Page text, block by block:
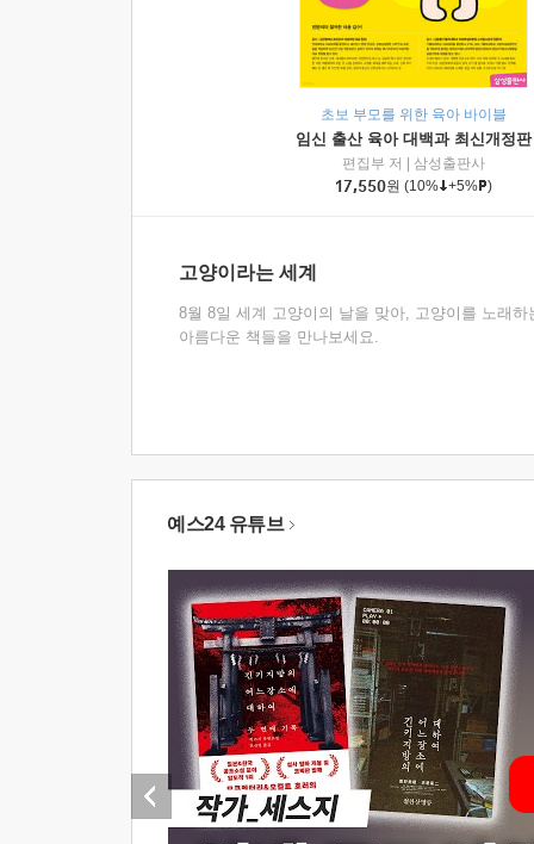
초보 부모를 위한 육아 바이블
임신 출산 육아 대백과 최신개정판
편집부 저
삼성출판사
17,550원 (10% +5% )
고양이라는 세계
8월 8일 세계 고양이의 날을 맞아, 고양이를 노래하
아름다운 책들을 만나보세요.
예스24 유튜브